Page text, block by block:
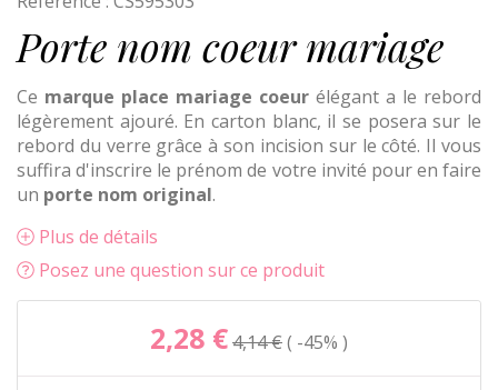
Porte nom coeur mariage
Ce marque place mariage coeur élégant a le rebord
légèrement ajouré. En carton blanc, il se posera sur le
rebord du verre grâce à son incision sur le côté. Il vous
suffira d'inscrire le prénom de votre invité pour en faire
un porte nom original.
Plus de détails
Posez une question sur ce produit
2,28 €4,14 € -45%